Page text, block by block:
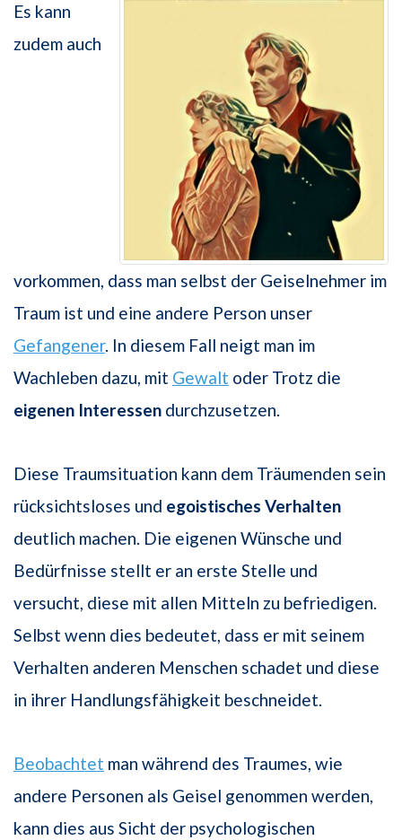
Es kann
zudem auch
vorkommen, dass man selbst der Geiselnehmer im
Traum ist und eine andere Person unser
Gefangener. In diesem Fall neigt man im
Wachleben dazu, mit Gewalt oder Trotz die
eigenen Interessen durchzusetzen.
Diese Traumsituation kann dem Träumenden sein
rücksichtsloses und egoistisches Verhalten
deutlich machen. Die eigenen Wünsche und
Bedürfnisse stellt er an erste Stelle und
versucht, diese mit allen Mitteln zu befriedigen.
Selbst wenn dies bedeutet, dass er mit seinem
Verhalten anderen Menschen schadet und diese
in ihrer Handlungsfähigkeit beschneidet.
Beobachtet man während des Traumes, wie
andere Personen als Geisel genommen werden,
kann dies aus Sicht der psychologischen